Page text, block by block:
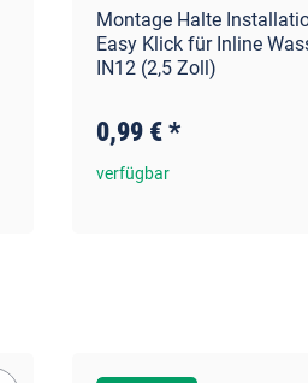
Montage Halte
Easy Klick für Inline
IN12 (2,5 Zoll)
0,99 €*
verfügbar